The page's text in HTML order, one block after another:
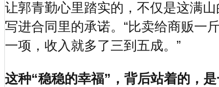
让郭青勤心里踏实的，不仅是这满
写进合同里的承诺。“比卖给商贩一
一项，收入就多了三到五成。”
这种“稳稳的幸福”，背后站着的，